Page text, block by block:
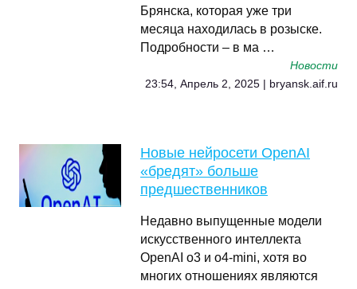
Брянска, которая уже три
месяца находилась в розыске.
Подробности – в ма …
Новости
23:54, Апрель 2, 2025 | bryansk.aif.ru
Новые нейросети OpenAI
«бредят» больше
предшественников
Недавно выпущенные модели
искусственного интеллекта
OpenAI o3 и o4-mini, хотя во
многих отношениях являются